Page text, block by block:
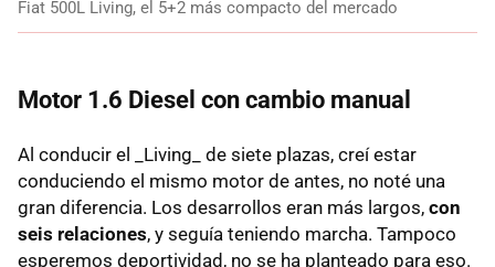
Fiat 500L Living, el 5+2 más compacto del mercado
Motor 1.6 Diesel con cambio manual
Al conducir el _Living_ de siete plazas, creí estar
conduciendo el mismo motor de antes, no noté una
gran diferencia. Los desarrollos eran más largos, con
seis relaciones, y seguía teniendo marcha. Tampoco
esperemos deportividad, no se ha planteado para eso.